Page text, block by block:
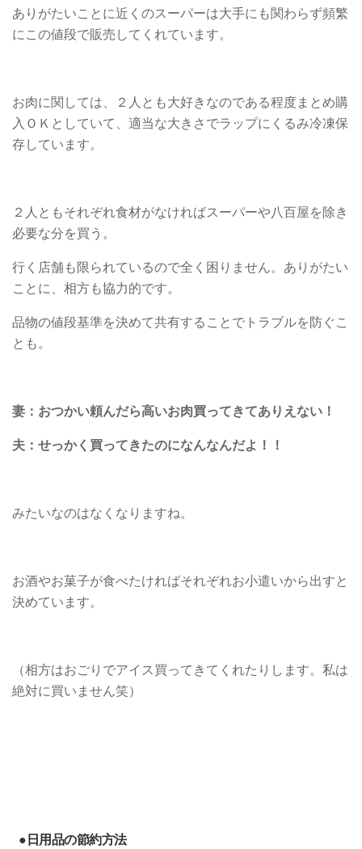
ありがたいことに近くのスーパーは大手にも関わらず頻繁
にこの値段で販売してくれています。
お肉に関しては、２人とも大好きなのである程度まとめ購
入ＯＫとしていて、適当な大きさでラップにくるみ冷凍保
存しています。
２人ともそれぞれ食材がなければスーパーや八百屋を除き
必要な分を買う。
行く店舗も限られているので全く困りません。ありがたい
ことに、相方も協力的です。
品物の値段基準を決めて共有することでトラブルを防ぐこ
とも。
妻：おつかい頼んだら高いお肉買ってきてありえない！
夫：せっかく買ってきたのになんなんだよ！！
みたいなのはなくなりますね。
お酒やお菓子が食べたければそれぞれお小遣いから出すと
決めています。
（相方はおごりでアイス買ってきてくれたりします。私は
絶対に買いません笑）
●日用品の節約方法